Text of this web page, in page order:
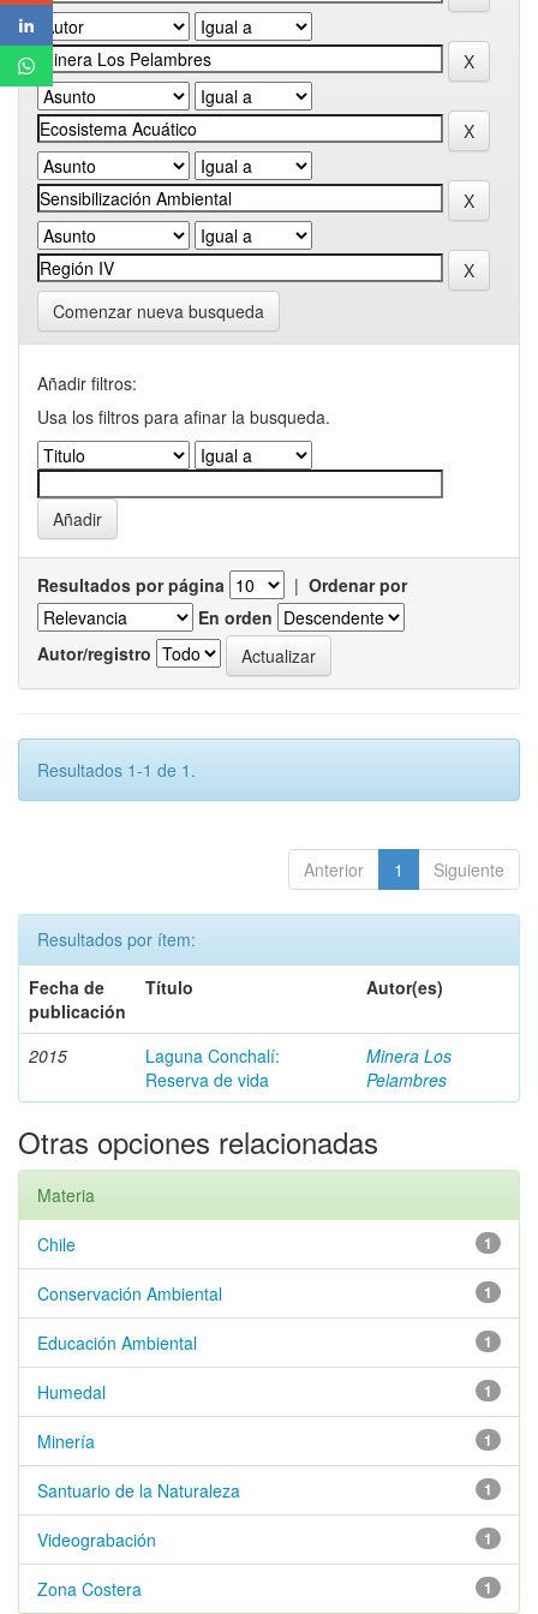
Comenzar nueva busqueda
Añadir filtros:
Usa los filtros para afinar la busqueda.
Resultados por página | Ordenar por
En orden
Autor/registro
Resultados 1-1 de 1.
Anterior 1 Siguiente
Resultados por ítem:
Fecha de
publicación
Título Autor(es)
2015
Laguna Conchalí:
Reserva de vida
Minera Los
Pelambres
Otras opciones relacionadas
Materia
1
Chile
1
Conservación Ambiental
1
Educación Ambiental
1
Humedal
1
Minería
1
Santuario de la Naturaleza
1
Videograbación
1
Zona Costera